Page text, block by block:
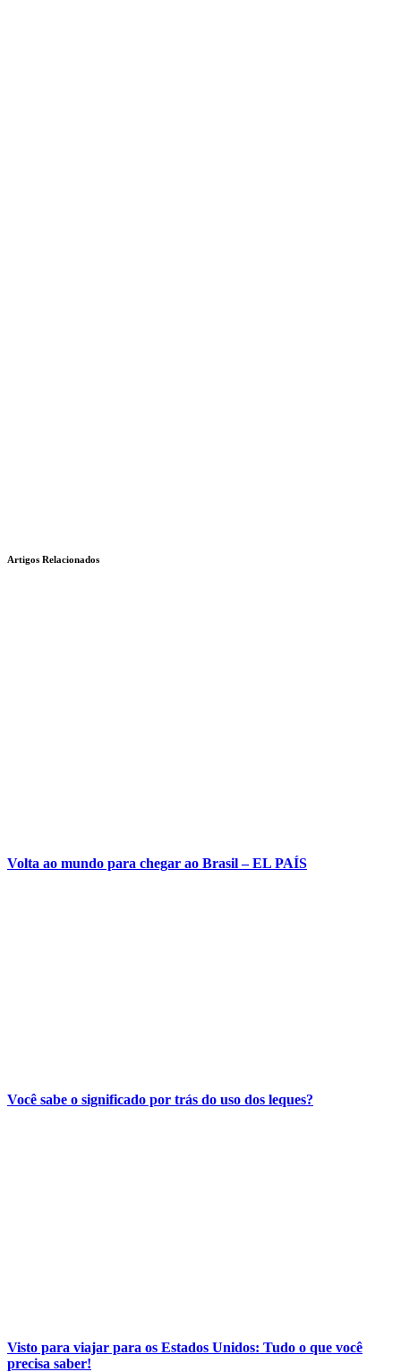
Artigos Relacionados
Volta ao mundo para chegar ao Brasil – EL PAÍS
Você sabe o significado por trás do uso dos leques?
Visto para viajar para os Estados Unidos: Tudo o que você
precisa saber!